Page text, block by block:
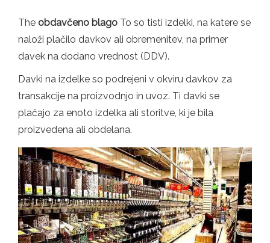
The obdavčeno blago To so tisti izdelki, na katere se
naloži plačilo davkov ali obremenitev, na primer
davek na dodano vrednost (DDV).
Davki na izdelke so podrejeni v okviru davkov za
transakcije na proizvodnjo in uvoz. Ti davki se
plačajo za enoto izdelka ali storitve, ki je bila
proizvedena ali obdelana.